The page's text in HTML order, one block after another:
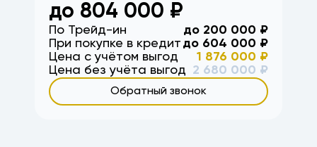
до 804 000 ₽
По Трейд-ин до 200 000 ₽
При покупке в кредит до 604 000 ₽
Цена с учётом выгод
1 876 000 ₽
Цена без учёта выгод
2 680 000 ₽
Обратный звонок